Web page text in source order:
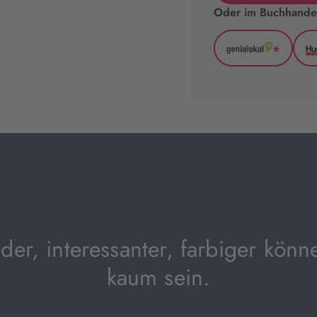
Oder im
geöffnet)
*
interessanter, farbiger
kaum sein.